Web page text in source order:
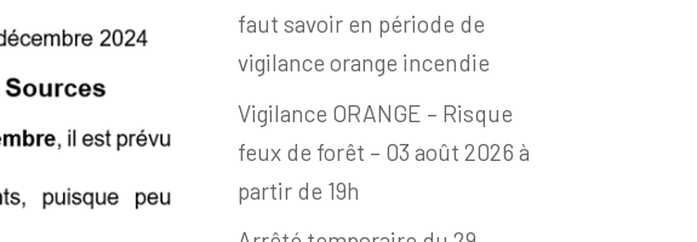
faut savoir en période de
vigilance orange incendie
Vigilance ORANGE – Risque
feux de forêt – 03 août 2026 à
partir de 19h